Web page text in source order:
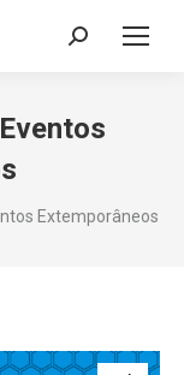
Search:
Extemporâneos